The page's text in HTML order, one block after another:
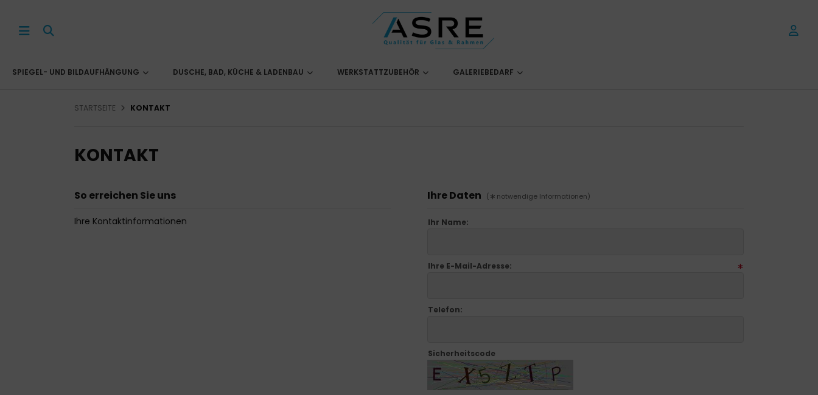
SPIEGEL- UND BILDAUFHÄNGUNG DUSCHE, BAD, KÜCHE & LADENBAU WERKSTATTZUBEHÖR GALERIEBEDARF
STARTSEITE KONTAKT
KONTAKT
Ihre Daten ( notwendige Informationen)
Ihr Name:
Ihre E-Mail-Adresse:
Telefon:
Sicherheitscode
So erreichen Sie uns
Ihre Kontaktinformationen